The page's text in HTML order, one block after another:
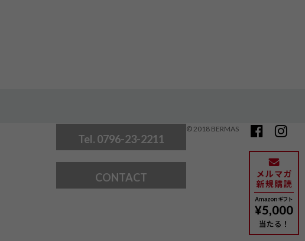
Tel. 0796-23-2211
CONTACT
© 2018 BERMAS